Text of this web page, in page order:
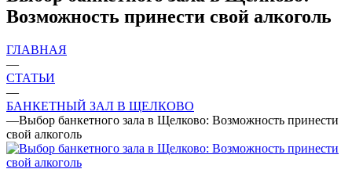
Возможность принести свой алкоголь
ГЛАВНАЯ
—
СТАТЬИ
—
БАНКЕТНЫЙ ЗАЛ В ЩЕЛКОВО
—Выбор банкетного зала в Щелково: Возможность принести
свой алкоголь